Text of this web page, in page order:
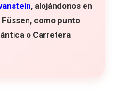
, alojándonos en
como punto
o Carretera